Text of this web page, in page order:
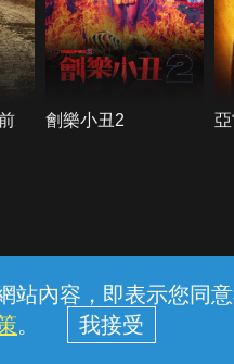
內容，即表示您同
。
劊樂小丑2
護
© 2026